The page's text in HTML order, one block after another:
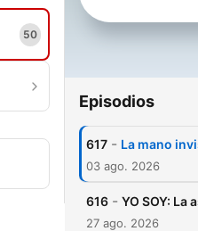
50
Episodios
617 - La mano
03 ago. 2026
616 - YO SOY: La
27 ago. 2026